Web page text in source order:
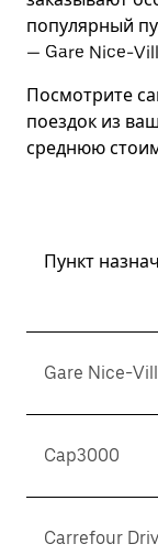
популярный
— Gare Nice-
Посмотрите
поездок из
среднюю
Пункт
Gare Nice-
Cap3000
Carrefour